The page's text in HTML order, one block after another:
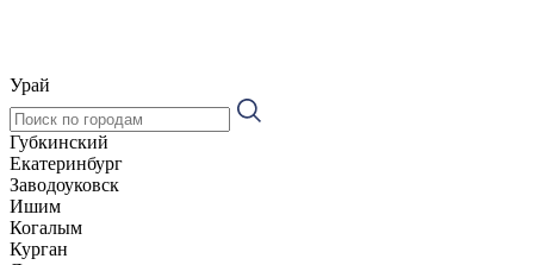
Урай
Губкинский
Екатеринбург
Заводоуковск
Ишим
Когалым
Курган